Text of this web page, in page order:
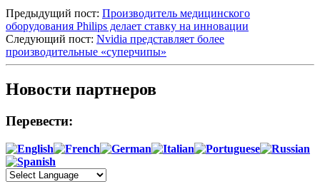
Предыдущий пост: Производитель медицинского
оборудования Philips делает ставку на инновации
Следующий пост: Nvidia представляет более
производительные «суперчипы»
Новости партнеров
Перевести: